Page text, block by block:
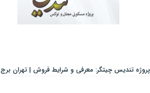
پروژه تندیس چیتگر: معرفی و شرایط فروش | تهران برج